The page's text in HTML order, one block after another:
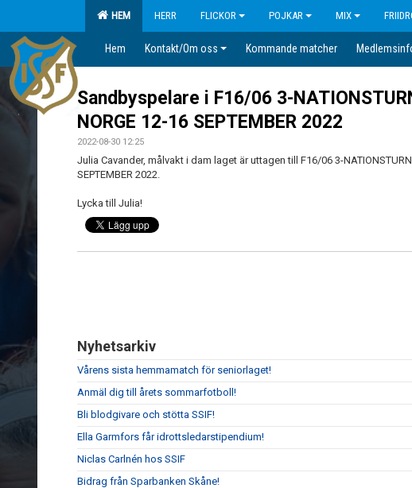
HEM HERR FLICKOR POJKAR MIX
Hem Kontakt/Om oss Kommande matcher
Sandbyspelare i F16/06 3-
NORGE 12-16 SEPTEMBER 2022
2022-08-30 12:25
Julia Cavander, målvakt i dam laget är uttagen till F16/06 3-
SEPTEMBER 2022.
Lycka till Julia!
Nyhetsarkiv
Vårens sista hemmamatch för seniorlaget!
Anmäl dig till årets sommarfotboll!
Bli blodgivare och stötta SSIF!
Ella Garmfors får idrottsledarstipendium!
Niclas Carlnén hos SSIF
Bidrag från Sparbanken Skåne!